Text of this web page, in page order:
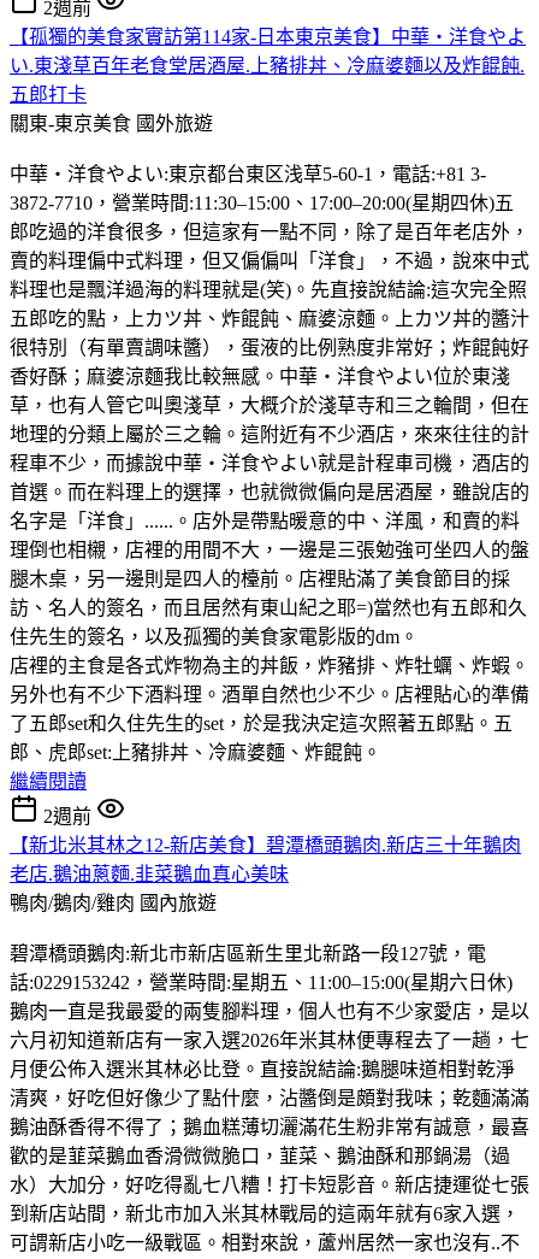
2週前
【孤獨的美食家實訪第114家-日本東京美食】中華・洋食やよ
い.東淺草百年老食堂居酒屋.上豬排丼、冷麻婆麵以及炸餛飩.
五郎打卡
關東-東京美食 國外旅遊
中華・洋食やよい:東京都台東区浅草5-60-1，電話:+81 3-
3872-7710，營業時間:11:30–15:00、17:00–20:00(星期四休)五
郎吃過的洋食很多，但這家有一點不同，除了是百年老店外，
賣的料理偏中式料理，但又偏偏叫「洋食」，不過，說來中式
料理也是飄洋過海的料理就是(笑)。先直接說結論:這次完全照
五郎吃的點，上カツ丼、炸餛飩、麻婆涼麵。上カツ丼的醬汁
很特別（有單賣調味醬），蛋液的比例熟度非常好；炸餛飩好
香好酥；麻婆涼麵我比較無感。中華・洋食やよい位於東淺
草，也有人管它叫奧淺草，大概介於淺草寺和三之輪間，但在
地理的分類上屬於三之輪。這附近有不少酒店，來來往往的計
程車不少，而據說中華・洋食やよい就是計程車司機，酒店的
首選。而在料理上的選擇，也就微微偏向是居酒屋，雖說店的
名字是「洋食」......。店外是帶點暖意的中、洋風，和賣的料
理倒也相櫬，店裡的用間不大，一邊是三張勉強可坐四人的盤
腿木桌，另一邊則是四人的檯前。店裡貼滿了美食節目的採
訪、名人的簽名，而且居然有東山紀之耶=)當然也有五郎和久
住先生的簽名，以及孤獨的美食家電影版的dm。
店裡的主食是各式炸物為主的丼飯，炸豬排、炸牡蠣、炸蝦。
另外也有不少下酒料理。酒單自然也少不少。店裡貼心的準備
了五郎set和久住先生的set，於是我決定這次照著五郎點。五
郎、虎郎set:上豬排丼、冷麻婆麵、炸餛飩。
繼續閱讀
2週前
【新北米其林之12-新店美食】碧潭橋頭鵝肉.新店三十年鵝肉
老店.鵝油蔥麵.韭菜鵝血真心美味
鴨肉/鵝肉/雞肉 國內旅遊
碧潭橋頭鵝肉:新北市新店區新生里北新路一段127號，電
話:0229153242，營業時間:星期五、11:00–15:00(星期六日休)
鵝肉一直是我最愛的兩隻腳料理，個人也有不少家愛店，是以
六月初知道新店有一家入選2026年米其林便專程去了一趟，七
月便公佈入選米其林必比登。直接說結論:鵝腿味道相對乾淨
清爽，好吃但好像少了點什麼，沾醬倒是頗對我味；乾麵滿滿
鵝油酥香得不得了；鵝血糕薄切灑滿花生粉非常有誠意，最喜
歡的是韮菜鵝血香滑微微脆口，韮菜、鵝油酥和那鍋湯（過
水）大加分，好吃得亂七八糟！打卡短影音。新店捷運從七張
到新店站間，新北市加入米其林戰局的這兩年就有6家入選，
可謂新店小吃一級戰區。相對來說，蘆州居然一家也沒有..不